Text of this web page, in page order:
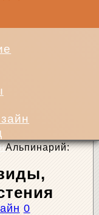
Альпинарий:
0